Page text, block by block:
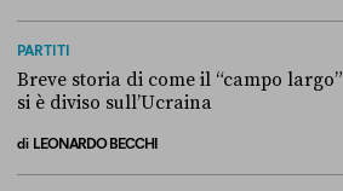
PARTITI
Breve storia di come il “campo largo”
si è diviso sull’Ucraina
di LEONARDO BECCHI